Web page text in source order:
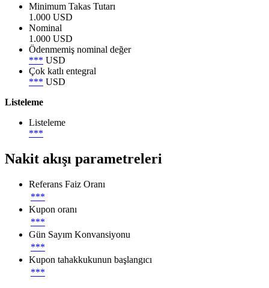
Minimum Takas Tutarı
1.000 USD
Nominal
1.000 USD
Ödenmemiş nominal değer
*** USD
Çok katlı entegral
*** USD
Listeleme
Listeleme
***
Nakit akışı parametreleri
Referans Faiz Oranı
***
Kupon oranı
***
Gün Sayım Konvansiyonu
***
Kupon tahakkukunun başlangıcı
***